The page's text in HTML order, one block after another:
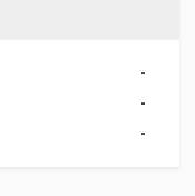
-
-
-